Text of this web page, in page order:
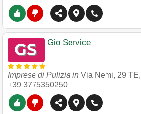
Gio Service
Imprese di Pulizia in Via Nemi, 29 TE,
+39 3775350250